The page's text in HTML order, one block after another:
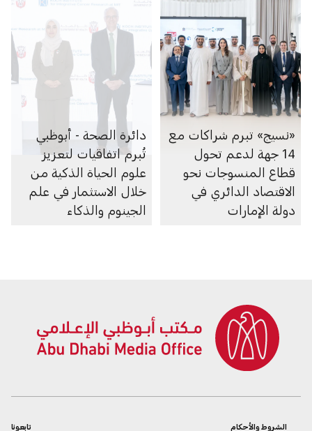
«نسيج» تبرم شراكات مع
14 جهة لدعم تحول
قطاع المنسوجات نحو
الاقتصاد الدائري في
دولة الإمارات
دائرة الصحة - أبوظبي
تُبرم اتفاقيات لتعزيز
علوم الحياة الذكية من
خلال الاستثمار في علم
الجينوم والذكاء
تابعونا الشروط والأحكام